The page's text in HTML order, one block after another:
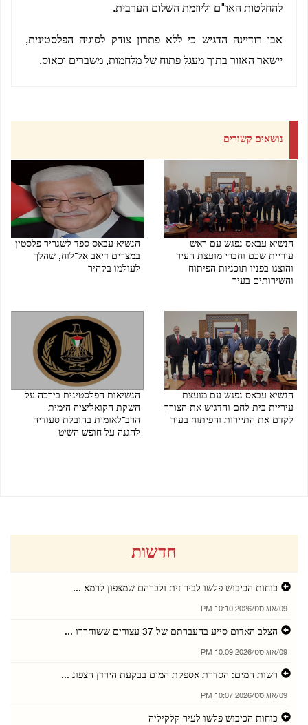
להחלטות האו"ם וליוזמת השלום הערבית.
אבו רודיינה הדגיש כי ללא פתרון צודק לסוגיה הפלסטינית,
יישאר האזור בתוך מעגל פתוח של מלחמות, משברים וכאוס.
נושאים קשורים
הנשיא עבאס נפגש עם ראש
עיריית שכם וחברי מועצת העיר
והוצגו בפניו תוכניות הפיתוח
והשירותים בעיר
הנשיא עבאס ספד לשגריר פלסטין
במצרים דיאב אל־לוח, שהלך
לעולמו בקהיר
הנשיא עבאס נפגש עם מועצת
עיריית בית לחם והדגיש את הצורך
לקדם את התיירות והפיתוח בעיר
הנשיאות הפלסטינית בירכה על
השקת הקואליציה הימית
הרב־לאומית בהובלת סעודיה
להגנה על חופש השיט
חדשות
כוחות הכיבוש פלשו לביר זית ולברהם שמצפון לרמא ...
09/אוגוסט/2026 10:10 PM
הצלב האדום סייע בהעברתם של 37 עצורים ששוחררו ...
09/אוגוסט/2026 10:09 PM
רשות המים: הסדרת אספקת המים בבקעת הירדן הצפונ ...
09/אוגוסט/2026 10:07 PM
כוחות הכיבוש פלשו לעיר קלקיליה